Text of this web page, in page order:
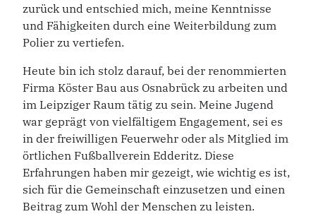
zurück und entschied mich, meine Kenntnisse
und Fähigkeiten durch eine Weiterbildung zum
Polier zu vertiefen.
Heute bin ich stolz darauf, bei der renommierten
Firma Köster Bau aus Osnabrück zu arbeiten und
im Leipziger Raum tätig zu sein. Meine Jugend
war geprägt von vielfältigem Engagement, sei es
in der freiwilligen Feuerwehr oder als Mitglied im
örtlichen Fußballverein Edderitz. Diese
Erfahrungen haben mir gezeigt, wie wichtig es ist,
sich für die Gemeinschaft einzusetzen und einen
Beitrag zum Wohl der Menschen zu leisten.